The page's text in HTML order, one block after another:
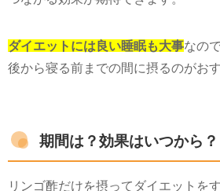
ダイエットには良い睡眠も大事なの
後から寝る前までの間に摂るのがおす
期間は？効果はいつから？
リンゴ酢だけを摂ってダイエットを